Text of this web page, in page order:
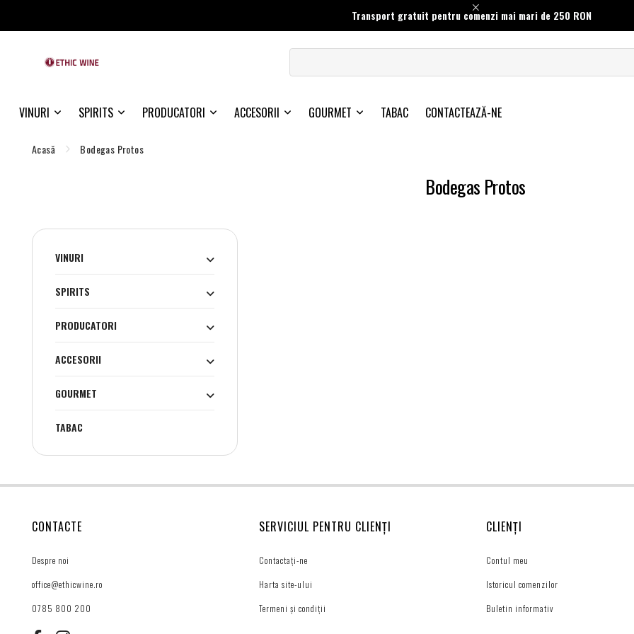
Transport gratuit pentru comenzi mai mari de 250 RON
VINURI SPIRITS PRODUCATORI ACCESORII GOURMET TABAC CONTACTEAZĂ-NE
Acasă Bodegas Protos
Bodegas Protos
VINURI
SPIRITS
PRODUCATORI
ACCESORII
GOURMET
TABAC
CONTACTE
Despre noi
office@ethicwine.ro
0785 800 200
SERVICIUL PENTRU CLIENȚI
Contactați-ne
Harta site-ului
Termeni și condiții
CLIENȚI
Contul meu
Istoricul comenzilor
Buletin informativ